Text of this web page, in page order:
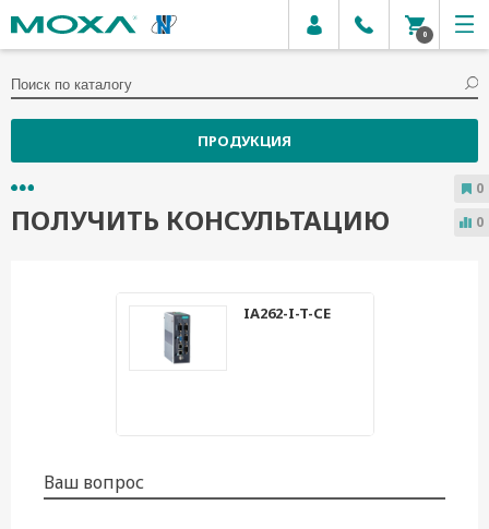
0
ПРОДУКЦИЯ
ПОЛУЧИТЬ КОНСУЛЬТАЦИЮ
IA262-I-T-CE
Ваш вопрос
0
0